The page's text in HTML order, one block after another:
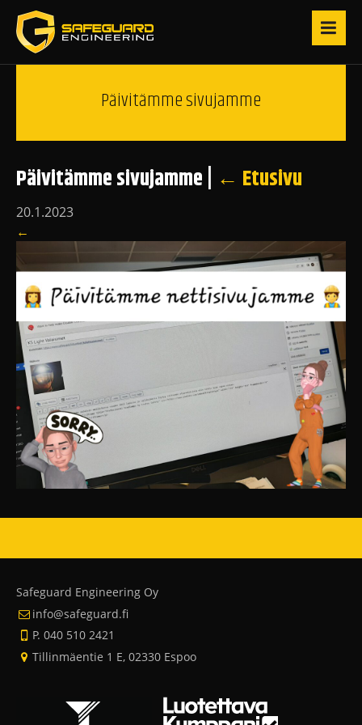
Päivitämme sivujamme
Päivitämme sivujamme ← Etusivu
20.1.2023
←
Safeguard Engineering Oy
info@safeguard.fi
P. 040 510 2421
Tillinmäentie 1 E, 02330 Espoo